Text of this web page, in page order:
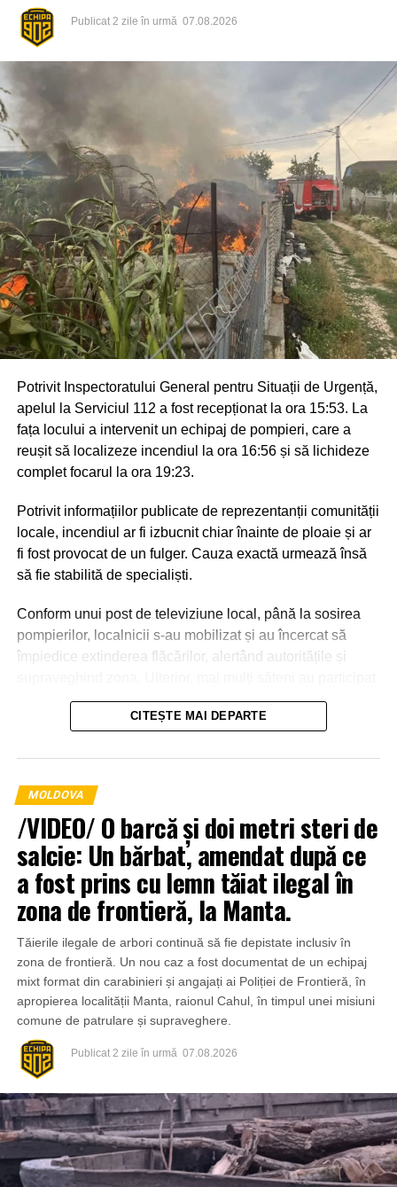
Publicat 2 zile în urmă 07.08.2026
Potrivit Inspectoratului General pentru Situații de Urgență,
apelul la Serviciul 112 a fost recepționat la ora 15:53. La
fața locului a intervenit un echipaj de pompieri, care a
reușit să localizeze incendiul la ora 16:56 și să lichideze
complet focarul la ora 19:23.
Potrivit informațiilor publicate de reprezentanții comunității
locale, incendiul ar fi izbucnit chiar înainte de ploaie și ar
fi fost provocat de un fulger. Cauza exactă urmează însă
să fie stabilită de specialiști.
Conform unui post de televiziune local, până la sosirea
pompierilor, localnicii s-au mobilizat și au încercat să
împiedice extinderea flăcărilor, alertând autoritățile și
la intervenție, punând la dispoziția salvatorilor tehnică
agricolă și transportând apă pentru stingerea incendiului.
Din fericire, nimeni nu a avut de suferit, iar reprezentanții
CITEȘTE MAI DEPARTE
MOLDOVA
/VIDEO/ O barcă și doi metri steri de
salcie: Un bărbat, amendat după ce
a fost prins cu lemn tăiat ilegal în
zona de frontieră, la Manta.
Tăierile ilegale de arbori continuă să fie depistate inclusiv în
zona de frontieră. Un nou caz a fost documentat de un echipaj
mixt format din carabinieri și angajați ai Poliției de Frontieră, în
apropierea localității Manta, raionul Cahul, în timpul unei misiuni
comune de patrulare și supraveghere.
Publicat 2 zile în urmă 07.08.2026